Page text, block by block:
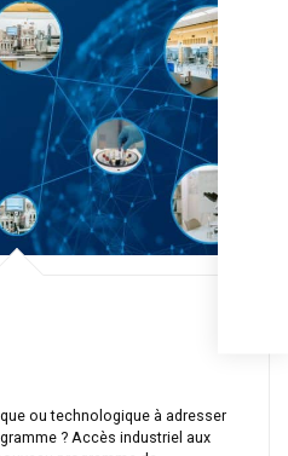
ou technologique à adresser
? Accès industriel aux